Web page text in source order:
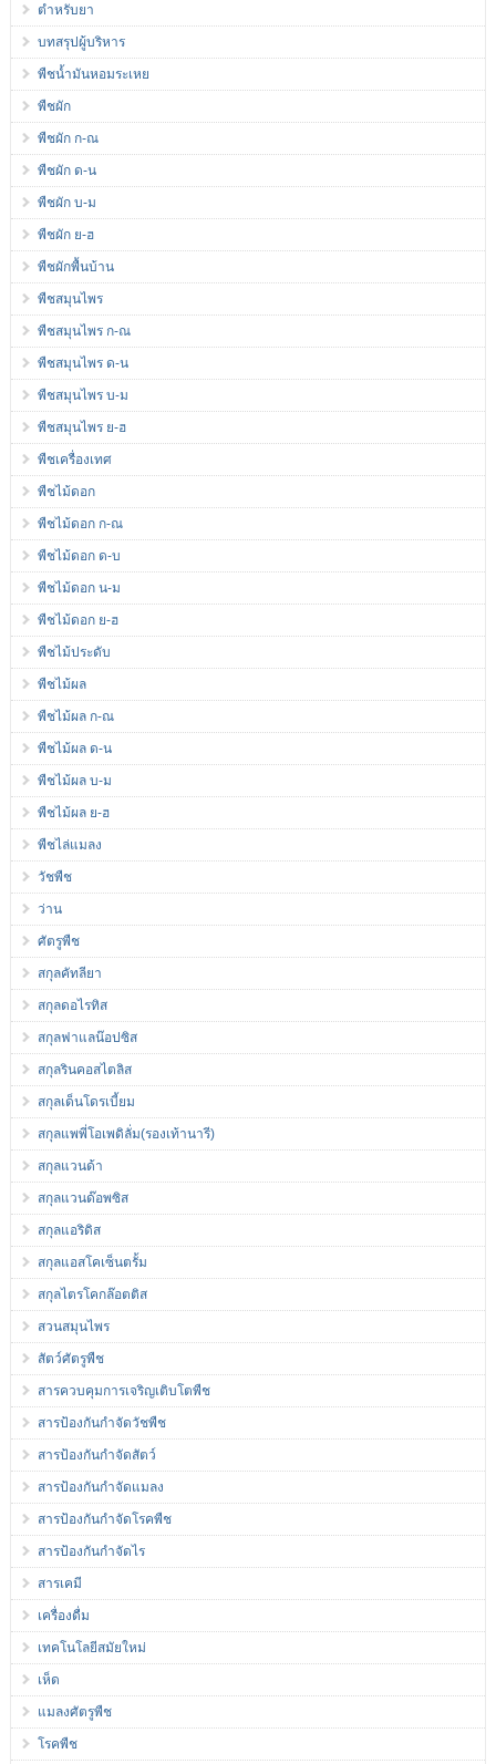
ตำหรับยา
บทสรุปผู้บริหาร
พืชน้ำมันหอมระเหย
พืชผัก
พืชผัก ก-ณ
พืชผัก ด-น
พืชผัก บ-ม
พืชผัก ย-ฮ
พืชผักพื้นบ้าน
พืชสมุนไพร
พืชสมุนไพร ก-ณ
พืชสมุนไพร ด-น
พืชสมุนไพร บ-ม
พืชสมุนไพร ย-ฮ
พืชเครื่องเทศ
พืชไม้ดอก
พืชไม้ดอก ก-ณ
พืชไม้ดอก ด-บ
พืชไม้ดอก น-ม
พืชไม้ดอก ย-ฮ
พืชไม้ประดับ
พืชไม้ผล
พืชไม้ผล ก-ณ
พืชไม้ผล ด-น
พืชไม้ผล บ-ม
พืชไม้ผล ย-ฮ
พืชไล่แมลง
วัชพืช
ว่าน
ศัตรูพืช
สกุลคัทลียา
สกุลดอไรทิส
สกุลฟาแลน๊อปซิส
สกุลรินคอสไตลิส
สกุลเด็นโดรเบี้ยม
สกุลแพพี่โอเพดิลั่ม(รองเท้านารี)
สกุลแวนด้า
สกุลแวนด๊อพซิส
สกุลแอริดิส
สกุลแอสโคเซ็นตรั้ม
สกุลไตรโคกล๊อตติส
สวนสมุนไพร
สัตว์ศัตรูพืช
สารควบคุมการเจริญเติบโตพืช
สารป้องกันกำจัดวัชพืช
สารป้องกันกำจัดสัตว์
สารป้องกันกำจัดแมลง
สารป้องกันกำจัดโรคพืช
สารป้องกันกำจัดไร
สารเคมี
เครื่องดื่ม
เทคโนโลยีสมัยใหม่
เห็ด
แมลงศัตรูพืช
โรคพืช